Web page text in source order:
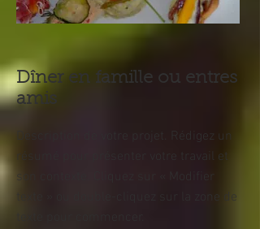
Dîner en famille ou entres
amis
Description de votre projet. Rédigez un
résumé pour présenter votre travail et
texte » ou double-cliquez sur la zone de